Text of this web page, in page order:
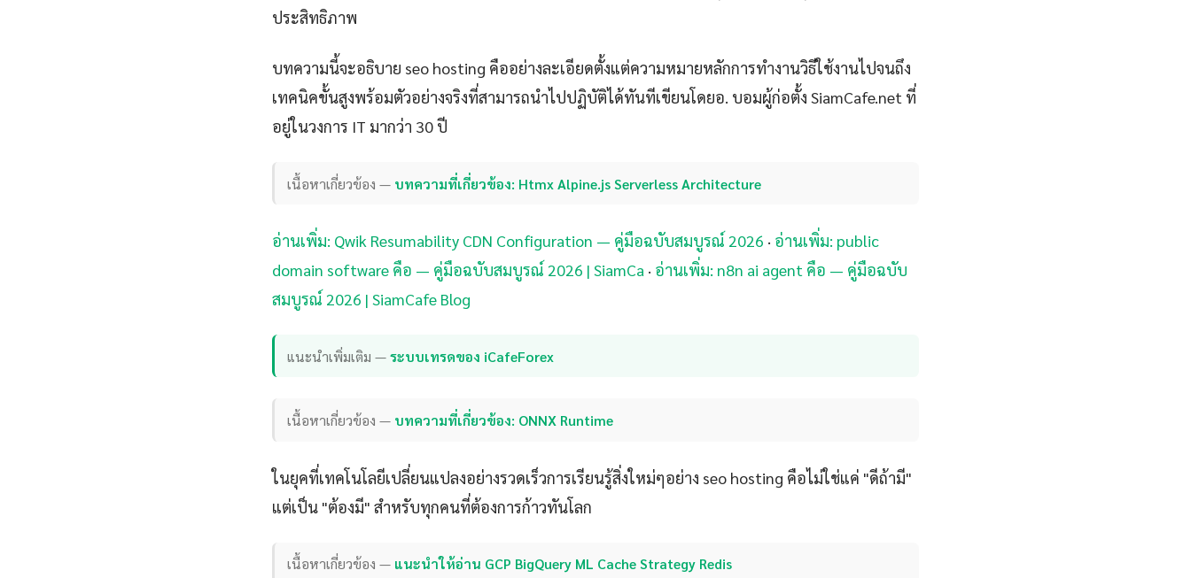
ประสิทธิภาพ
บทความนี้จะอธิบาย seo hosting คืออย่างละเอียดตั้งแต่ความหมายหลักการทำงานวิธีใช้งานไปจนถึง
เทคนิคขั้นสูงพร้อมตัวอย่างจริงที่สามารถนำไปปฏิบัติได้ทันทีเขียนโดยอ. บอมผู้ก่อตั้ง SiamCafe.net ที่
อยู่ในวงการ IT มากว่า 30 ปี
เนื้อหาเกี่ยวข้อง — บทความที่เกี่ยวข้อง: Htmx Alpine.js Serverless Architecture
อ่านเพิ่ม: Qwik Resumability CDN Configuration — คู่มือฉบับสมบูรณ์ 2026 · อ่านเพิ่ม: public
domain software คือ — คู่มือฉบับสมบูรณ์ 2026 | SiamCa · อ่านเพิ่ม: n8n ai agent คือ — คู่มือฉบับ
สมบูรณ์ 2026 | SiamCafe Blog
แนะนำเพิ่มเติม —ระบบเทรดของ iCafeForex
เนื้อหาเกี่ยวข้อง — บทความที่เกี่ยวข้อง: ONNX Runtime
ในยุคที่เทคโนโลยีเปลี่ยนแปลงอย่างรวดเร็วการเรียนรู้สิ่งใหม่ๆอย่าง seo hosting คือไม่ใช่แค่ "ดีถ้ามี"
แต่เป็น "ต้องมี" สำหรับทุกคนที่ต้องการก้าวทันโลก
เนื้อหาเกี่ยวข้อง — แนะนำให้อ่าน GCP BigQuery ML Cache Strategy Redis